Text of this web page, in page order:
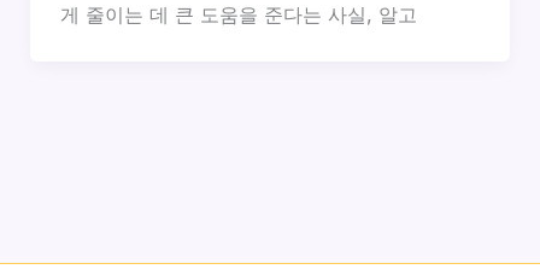
게 줄이는 데 큰 도움을 준다는 사실, 알고